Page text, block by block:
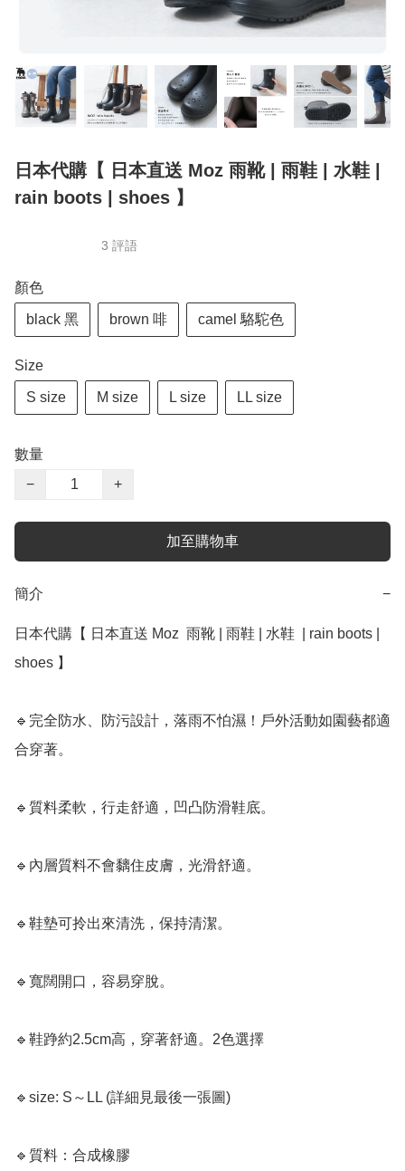
日本代購【 日本直送 Moz 雨靴 | 雨鞋 | 水鞋 |
rain boots | shoes 】
3 評語
顏色
black 黑 brown 啡 camel 駱駝色
Size
S size M size L size LL size
數量
−
+
加至購物車
簡介 −
日本代購【 日本直送 Moz  雨靴 | 雨鞋 | 水鞋  | rain boots |
shoes 】﻿
🔹完全防水、防污設計，落雨不怕濕！戶外活動如園藝都適
合穿著。
🔹質料柔軟，行走舒適，凹凸防滑鞋底。
🔹內層質料不會黐住皮膚，光滑舒適。
🔹鞋墊可拎出來清洗，保持清潔。
🔹寬闊開口，容易穿脫。
🔹鞋踭約2.5cm高，穿著舒適。2色選擇
🔹size: S～LL (詳細見最後一張圖)
🔹質料：合成橡膠